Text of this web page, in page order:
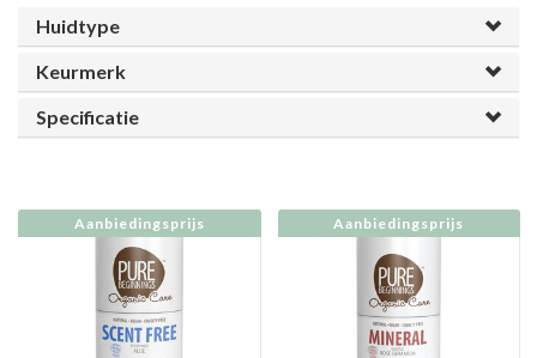
Huidtype
Keurmerk
Specificatie
Aanbiedingsprijs Aanbiedingsprijs